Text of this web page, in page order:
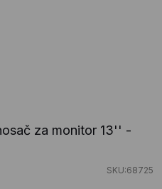
za monitor 13'' -
SKU:68725